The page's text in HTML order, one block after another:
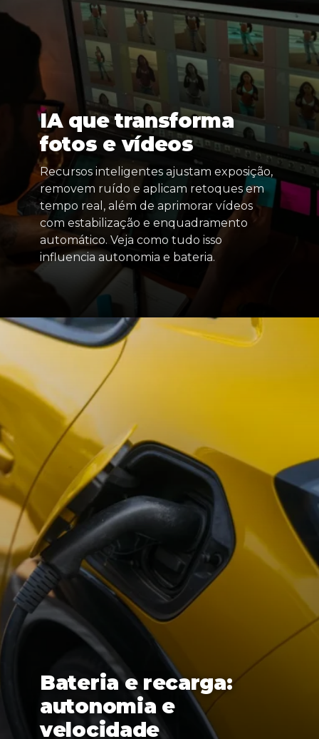
IA que transforma
fotos e vídeos
Recursos inteligentes ajustam exposição,
removem ruído e aplicam retoques em
tempo real, além de aprimorar vídeos
com estabilização e enquadramento
automático. Veja como tudo isso
influencia autonomia e bateria.
Bateria e recarga:
autonomia e
velocidade